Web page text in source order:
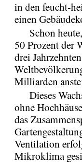
in den feucht-
einen
Schon heute,
50 Prozent der
drei
Milliarden
Dieses
ohne
das
Ventilation
Mikroklima